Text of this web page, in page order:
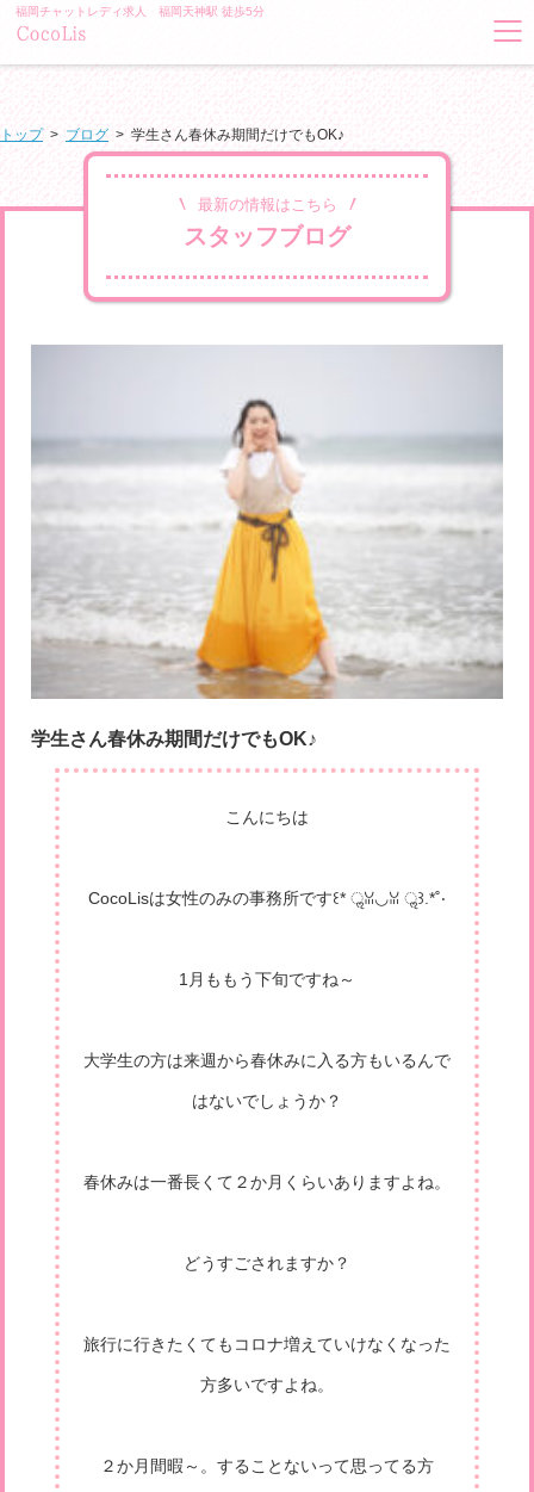
福岡チャットレディ求人 福岡天神駅 徒歩5分
トップ> ブログ > 学生さん春休み期間だけでもOK♪
最新の情報はこちら
スタッフブログ
学生さん春休み期間だけでもOK♪
こんにちは
CocoLisは女性のみの事務所です꒰* ॢꈍ◡ꈍ ॢ꒱.*˚‧
1月ももう下旬ですね～
大学生の方は来週から春休みに入る方もいるんで
はないでしょうか？
春休みは一番長くて２か月くらいありますよね。
どうすごされますか？
旅行に行きたくてもコロナ増えていけなくなった
方多いですよね。
２か月間暇～。することないって思ってる方